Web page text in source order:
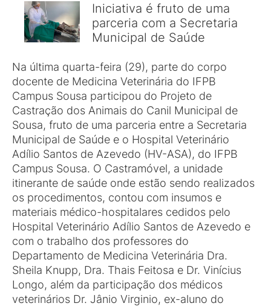
Iniciativa é fruto de uma
parceria com a Secretaria
Municipal de Saúde
Na última quarta-feira (29), parte do corpo
docente de Medicina Veterinária do IFPB
Campus Sousa participou do Projeto de
Castração dos Animais do Canil Municipal de
Sousa, fruto de uma parceria entre a Secretaria
Municipal de Saúde e o Hospital Veterinário
Adílio Santos de Azevedo (HV-ASA), do IFPB
Campus Sousa. O Castramóvel, a unidade
itinerante de saúde onde estão sendo realizados
os procedimentos, contou com insumos e
materiais médico-hospitalares cedidos pelo
Hospital Veterinário Adílio Santos de Azevedo e
com o trabalho dos professores do
Departamento de Medicina Veterinária Dra.
Sheila Knupp, Dra. Thais Feitosa e Dr. Vinícius
Longo, além da participação dos médicos
veterinários Dr. Jânio Virginio, ex-aluno do